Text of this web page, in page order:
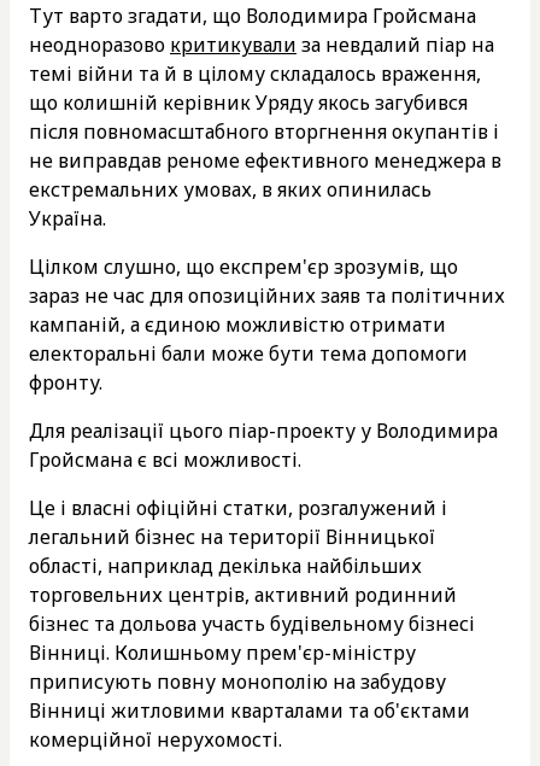
Тут варто згадати, що Володимира Гройсмана
неодноразово критикували за невдалий піар на
темі війни та й в цілому складалось враження,
що колишній керівник Уряду якось загубився
після повномасштабного вторгнення окупантів і
не виправдав реноме ефективного менеджера в
екстремальних умовах, в яких опинилась
Україна.
Цілком слушно, що експрем'єр зрозумів, що
зараз не час для опозиційних заяв та політичних
кампаній, а єдиною можливістю отримати
електоральні бали може бути тема допомоги
фронту.
Для реалізації цього піар-проекту у Володимира
Гройсмана є всі можливості.
Це і власні офіційні статки, розгалужений і
легальний бізнес на території Вінницької
області, наприклад декілька найбільших
торговельних центрів, активний родинний
бізнес та дольова участь будівельному бізнесі
Вінниці. Колишньому прем'єр-міністру
приписують повну монополію на забудову
Вінниці житловими кварталами та об'єктами
комерційної нерухомості.